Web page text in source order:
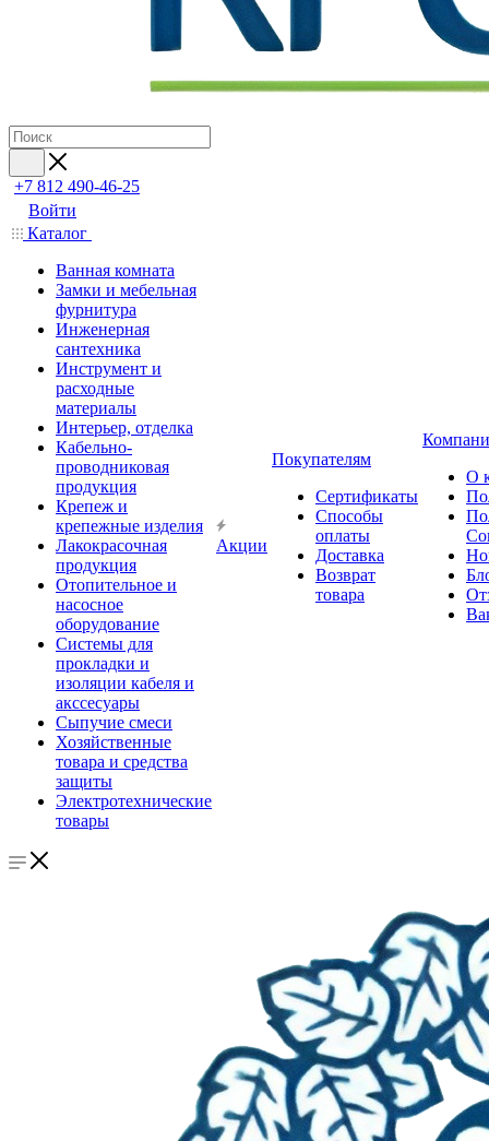
+7 812 490-46-25
Войти
Каталог
Ванная комната
Замки и мебельная
фурнитура
Инженерная
сантехника
Инструмент и
расходные
материалы
Интерьер, отделка
Кабельно-
проводниковая
продукция
Крепеж и
крепежные изделия
Лакокрасочная
продукция
Отопительное и
насосное
оборудование
Системы для
прокладки и
изоляции кабеля и
акссесуары
Сыпучие смеси
Хозяйственные
товара и средства
защиты
Электротехнические
товары
Акции
Покупателям
Сертификаты
Способы
оплаты
Доставка
Возврат
товара
О